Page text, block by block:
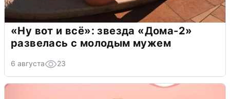
«Ну вот и всё»: звезда «Дома-2»
развелась с молодым мужем
6 августа 23